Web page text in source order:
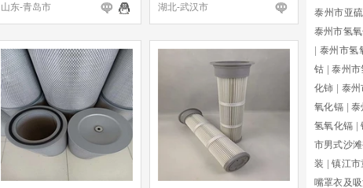
山东-青岛市
湖北-武汉市
泰州市亚
泰州市氢
泰州市氢
钴
泰州市
化铈
泰
氧化镉
泰
氢氧化镉
市男式沙
装
镇江市
嘴罩衣及